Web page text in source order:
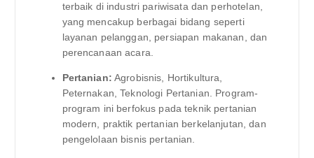
terbaik di industri pariwisata dan perhotelan,
yang mencakup berbagai bidang seperti
layanan pelanggan, persiapan makanan, dan
perencanaan acara.
Pertanian: Agrobisnis, Hortikultura,
Peternakan, Teknologi Pertanian. Program-
program ini berfokus pada teknik pertanian
modern, praktik pertanian berkelanjutan, dan
pengelolaan bisnis pertanian.